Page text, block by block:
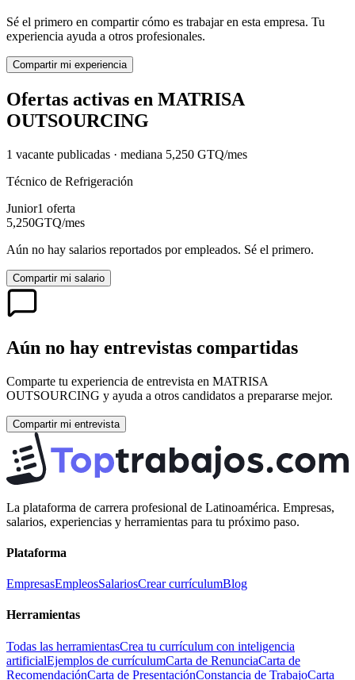
Sé el primero en compartir cómo es trabajar en esta empresa. Tu
experiencia ayuda a otros profesionales.
Compartir mi experiencia
Ofertas activas en MATRISA
OUTSOURCING
1 vacante publicadas · mediana 5,250 GTQ/mes
Técnico de Refrigeración
Junior1 oferta
5,250GTQ/mes
Aún no hay salarios reportados por empleados. Sé el primero.
Compartir mi salario
Aún no hay entrevistas compartidas
Comparte tu experiencia de entrevista en MATRISA
OUTSOURCING y ayuda a otros candidatos a prepararse mejor.
Compartir mi entrevista
La plataforma de carrera profesional de Latinoamérica. Empresas,
salarios, experiencias y herramientas para tu próximo paso.
Plataforma
EmpresasEmpleosSalariosCrear currículumBlog
Herramientas
Todas las herramientasCrea tu currículum con inteligencia
artificialEjemplos de currículumCarta de RenunciaCarta de
RecomendaciónCarta de PresentaciónConstancia de TrabajoCarta